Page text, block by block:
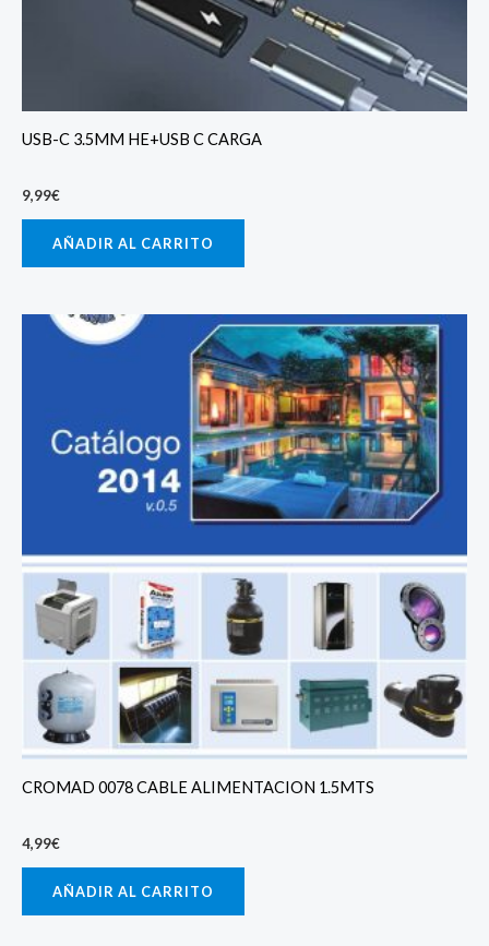
USB-C 3.5MM HE+USB C CARGA
9,99€
AÑADIR AL CARRITO
CROMAD 0078 CABLE ALIMENTACION 1.5MTS
4,99€
AÑADIR AL CARRITO